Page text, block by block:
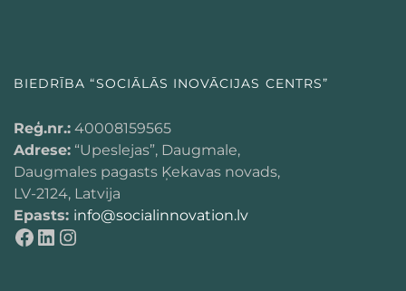
BIEDRĪBA “SOCIĀLĀS INOVĀCIJAS CENTRS”
Reģ.nr.: 40008159565
Adrese: “Upeslejas”, Daugmale,
Daugmales pagasts Ķekavas novads,
LV-2124, Latvija
Epasts: info@socialinnovation.lv